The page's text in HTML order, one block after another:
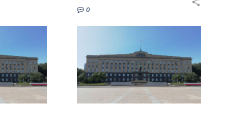
0